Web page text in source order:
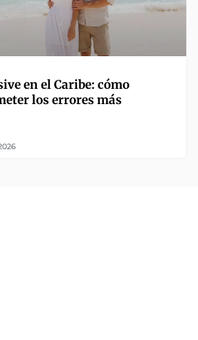
en el Caribe: cómo
los errores más